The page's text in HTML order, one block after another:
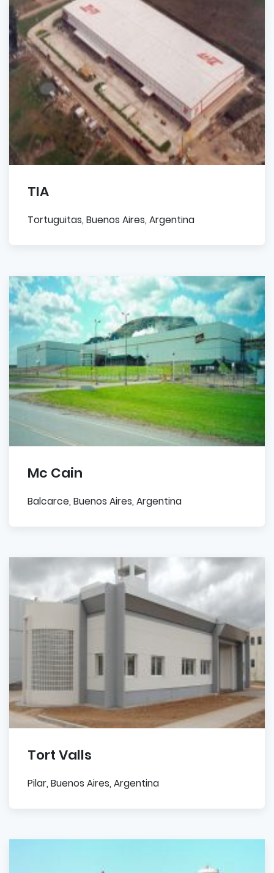
TIA
Tortuguitas, Buenos Aires, Argentina
Mc Cain
Balcarce, Buenos Aires, Argentina
Tort Valls
Pilar, Buenos Aires, Argentina